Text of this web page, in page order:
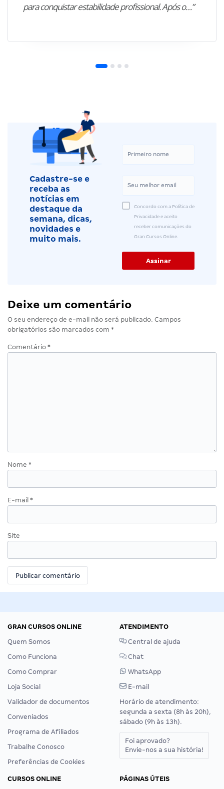
para conquistar estabilidade profissional. Após o…”
Cadastre-se e
receba as
notícias em
destaque da
semana, dicas,
novidades e
muito mais.
Concordo com a Política de
Privacidade e aceito
receber comunicações do
Gran Cursos Online.
Deixe um comentário
O seu endereço de e-mail não será publicado. Campos
obrigatórios são marcados com *
Comentário *
Nome *
E-mail *
Site
GRAN CURSOS ONLINE
Quem Somos
Como Funciona
Como Comprar
Loja Social
Validador de documentos
Conveniados
Programa de Afiliados
Trabalhe Conosco
Preferências de Cookies
ATENDIMENTO
Central de ajuda
Chat
WhatsApp
E-mail
Horário de atendimento:
segunda a sexta (8h às 20h),
sábado (9h às 13h).
Foi aprovado?
Envie-nos a sua história!
CURSOS ONLINE
PÁGINAS ÚTEIS